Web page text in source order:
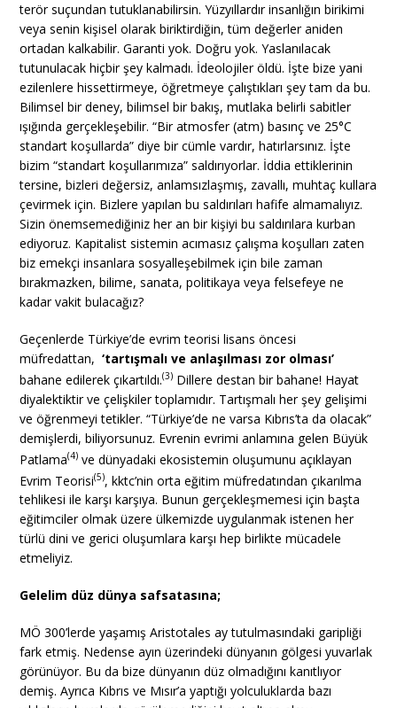
terör suçundan tutuklanabilirsin. Yüzyıllardır insanlığın birikimi
veya senin kişisel olarak biriktirdiğin, tüm değerler aniden
ortadan kalkabilir. Garanti yok. Doğru yok. Yaslanılacak
tutunulacak hiçbir şey kalmadı. İdeolojiler öldü. İşte bize yani
ezilenlere hissettirmeye, öğretmeye çalıştıkları şey tam da bu.
Bilimsel bir deney, bilimsel bir bakış, mutlaka belirli sabitler
ışığında gerçekleşebilir. “Bir atmosfer (atm) basınç ve 25°C
standart koşullarda” diye bir cümle vardır, hatırlarsınız. İşte
bizim “standart koşullarımıza” saldırıyorlar. İddia ettiklerinin
tersine, bizleri değersiz, anlamsızlaşmış, zavallı, muhtaç kullara
çevirmek için. Bizlere yapılan bu saldırıları hafife almamalıyız.
Sizin önemsemediğiniz her an bir kişiyi bu saldırılara kurban
ediyoruz. Kapitalist sistemin acımasız çalışma koşulları zaten
biz emekçi insanlara sosyalleşebilmek için bile zaman
bırakmazken, bilime, sanata, politikaya veya felsefeye ne
kadar vakit bulacağız?
Geçenlerde Türkiye’de evrim teorisi lisans öncesi
müfredattan, ‘tartışmalı ve anlaşılması zor olması’
bahane edilerek çıkartıldı.(3) Dillere destan bir bahane! Hayat
diyalektiktir ve çelişkiler toplamıdır. Tartışmalı her şey gelişimi
ve öğrenmeyi tetikler. “Türkiye’de ne varsa Kıbrıs’ta da olacak”
demişlerdi, biliyorsunuz. Evrenin evrimi anlamına gelen Büyük
Patlama(4) ve dünyadaki ekosistemin oluşumunu açıklayan
Evrim Teorisi(5), kktc’nin orta eğitim müfredatından çıkarılma
tehlikesi ile karşı karşıya. Bunun gerçekleşmemesi için başta
eğitimciler olmak üzere ülkemizde uygulanmak istenen her
türlü dini ve gerici oluşumlara karşı hep birlikte mücadele
etmeliyiz.
Gelelim düz dünya safsatasına;
MÖ 300’lerde yaşamış Aristotales ay tutulmasındaki garipliği
fark etmiş. Nedense ayın üzerindeki dünyanın gölgesi yuvarlak
görünüyor. Bu da bize dünyanın düz olmadığını kanıtlıyor
demiş. Ayrıca Kıbrıs ve Mısır’a yaptığı yolculuklarda bazı